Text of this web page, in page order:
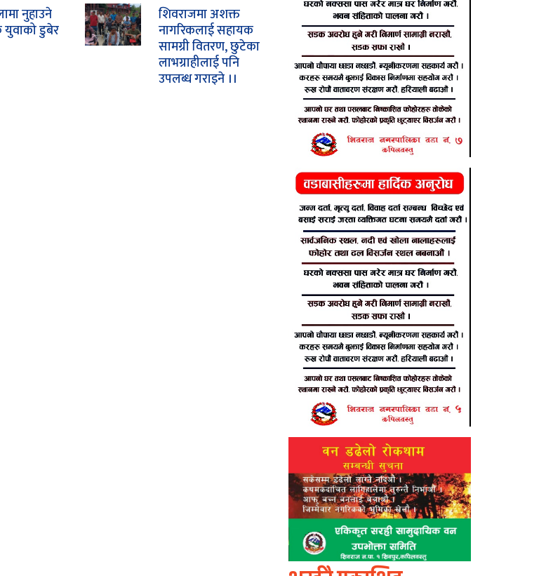
नुहाउने
युवाको डुबेर
शिवराजमा अशक्त
नागरिकलाई सहायक
सामग्री वितरण, छुटेका
लाभग्राहीलाई पनि
उपलब्ध गराइने ।।